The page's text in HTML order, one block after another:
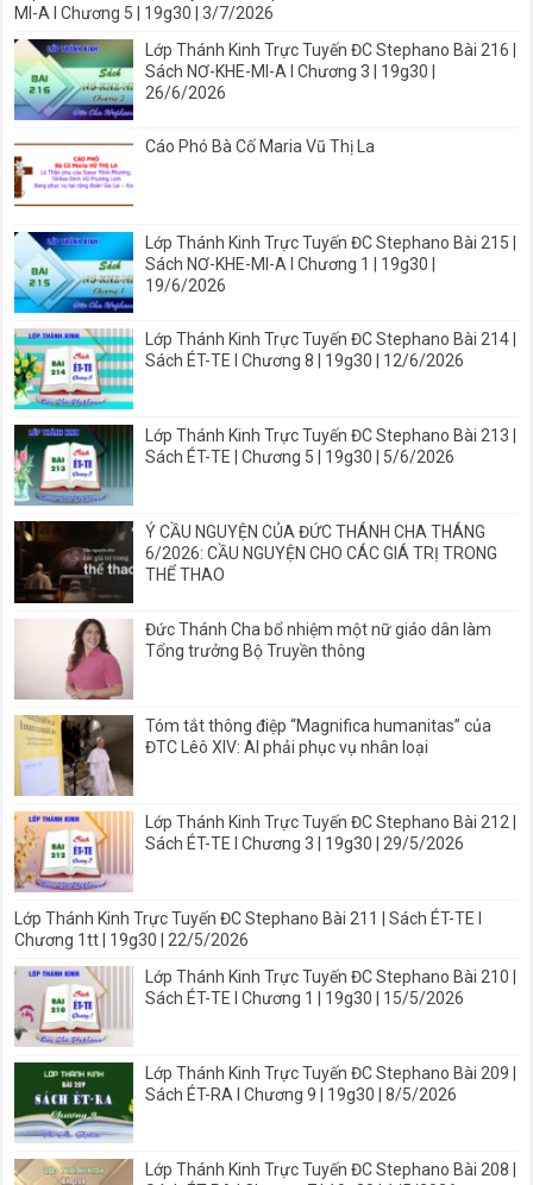
MI-A I Chương 5 | 19g30 | 3/7/2026
Lớp Thánh Kinh Trực Tuyến ĐC Stephano Bài 216 |
Sách NƠ-KHE-MI-A I Chương 3 | 19g30 |
26/6/2026
Cáo Phó Bà Cố Maria Vũ Thị La
Lớp Thánh Kinh Trực Tuyến ĐC Stephano Bài 215 |
Sách NƠ-KHE-MI-A I Chương 1 | 19g30 |
19/6/2026
Lớp Thánh Kinh Trực Tuyến ĐC Stephano Bài 214 |
Sách ÉT-TE I Chương 8 | 19g30 | 12/6/2026
Lớp Thánh Kinh Trực Tuyến ĐC Stephano Bài 213 |
Sách ÉT-TE | Chương 5 | 19g30 | 5/6/2026
Ý CẦU NGUYỆN CỦA ĐỨC THÁNH CHA THÁNG
6/2026: CẦU NGUYỆN CHO CÁC GIÁ TRỊ TRONG
THỂ THAO
Đức Thánh Cha bổ nhiệm một nữ giáo dân làm
Tổng trưởng Bộ Truyền thông
Tóm tắt thông điệp “Magnifica humanitas” của
ĐTC Lêô XIV: AI phải phục vụ nhân loại
Lớp Thánh Kinh Trực Tuyến ĐC Stephano Bài 212 |
Sách ÉT-TE I Chương 3 | 19g30 | 29/5/2026
Lớp Thánh Kinh Trực Tuyến ĐC Stephano Bài 211 | Sách ÉT-TE I
Chương 1tt | 19g30 | 22/5/2026
Lớp Thánh Kinh Trực Tuyến ĐC Stephano Bài 210 |
Sách ÉT-TE I Chương 1 | 19g30 | 15/5/2026
Lớp Thánh Kinh Trực Tuyến ĐC Stephano Bài 209 |
Sách ÉT-RA I Chương 9 | 19g30 | 8/5/2026
Lớp Thánh Kinh Trực Tuyến ĐC Stephano Bài 208 |